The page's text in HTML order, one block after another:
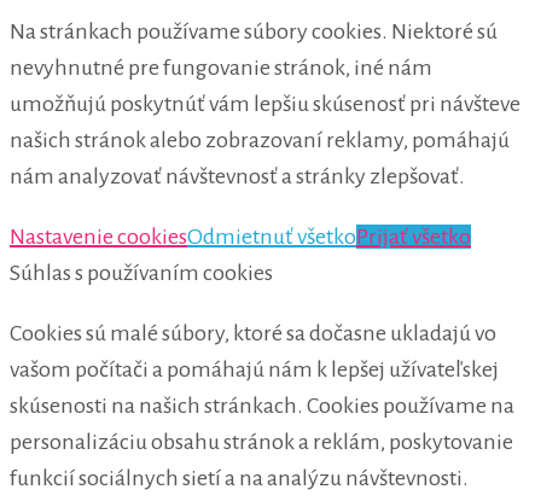
Na stránkach používame súbory cookies. Niektoré sú
nevyhnutné pre fungovanie stránok, iné nám
umožňujú poskytnúť vám lepšiu skúsenosť pri návšteve
našich stránok alebo zobrazovaní reklamy, pomáhajú
nám analyzovať návštevnosť a stránky zlepšovať.
Nastavenie cookiesOdmietnuť všetkoPrijať všetko
Súhlas s používaním cookies
Cookies sú malé súbory, ktoré sa dočasne ukladajú vo
vašom počítači a pomáhajú nám k lepšej užívateľskej
skúsenosti na našich stránkach. Cookies používame na
personalizáciu obsahu stránok a reklám, poskytovanie
funkcií sociálnych sietí a na analýzu návštevnosti.